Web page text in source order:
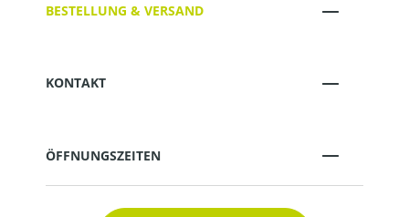
BESTELLUNG & VERSAND
KONTAKT
ÖFFNUNGSZEITEN